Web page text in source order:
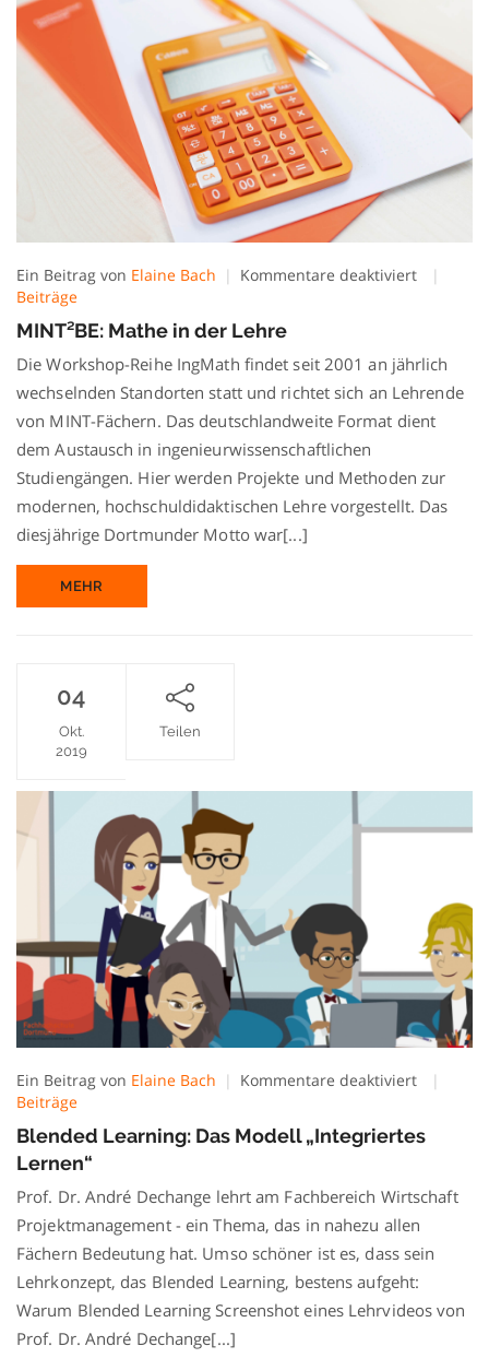
Ein Beitrag von Elaine Bach Kommentare deaktiviertfür
der
Lehre
Beiträge
MINT²BE: Mathe in der Lehre
Die Workshop-Reihe IngMath findet seit 2001 an jährlich
wechselnden Standorten statt und richtet sich an Lehrende
von MINT-Fächern. Das deutschlandweite Format dient
dem Austausch in ingenieurwissenschaftlichen
Studiengängen. Hier werden Projekte und Methoden zur
modernen, hochschuldidaktischen Lehre vorgestellt. Das
diesjährige Dortmunder Motto war[...]
MEHR
04
Okt.
2019
Teilen
Ein Beitrag von Elaine Bach Kommentare deaktiviertfür
Das
Lernen“
Beiträge
Blended Learning: Das Modell „Integriertes
Lernen“
Prof. Dr. André Dechange lehrt am Fachbereich Wirtschaft
Projektmanagement - ein Thema, das in nahezu allen
Fächern Bedeutung hat. Umso schöner ist es, dass sein
Lehrkonzept, das Blended Learning, bestens aufgeht:
Warum Blended Learning Screenshot eines Lehrvideos von
Prof. Dr. André Dechange[...]